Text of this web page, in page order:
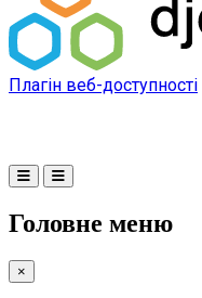
Плагін веб-доступності
Головне меню
×